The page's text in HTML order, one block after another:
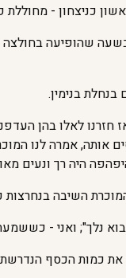
כניצחון -
שהופיעה
בנימין.
חזרנו לאלו בהן
אותה, אמרה לנו
היה רך ונעים
השיבה בנחרצות
נלך"; ואני -
את כמות הכסף